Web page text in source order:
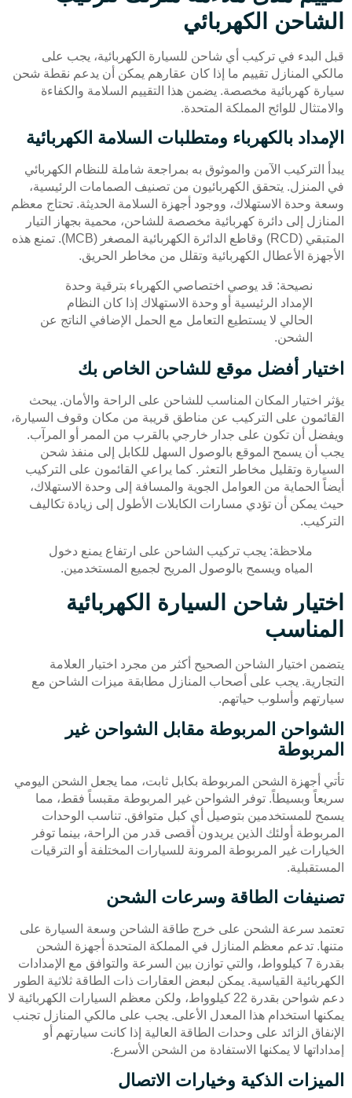
الشاحن الكهربائي
قبل البدء في تركيب أي شاحن للسيارة الكهربائية، يجب على
مالكي المنازل تقييم ما إذا كان عقارهم يمكن أن يدعم نقطة شحن
سيارة كهربائية مخصصة. يضمن هذا التقييم السلامة والكفاءة
والامتثال للوائح المملكة المتحدة.
الإمداد بالكهرباء ومتطلبات السلامة الكهربائية
يبدأ التركيب الآمن والموثوق به بمراجعة شاملة للنظام الكهربائي
في المنزل. يتحقق الكهربائيون من تصنيف الصمامات الرئيسية،
وسعة وحدة الاستهلاك، ووجود أجهزة السلامة الحديثة. تحتاج معظم
المنازل إلى دائرة كهربائية مخصصة للشاحن، محمية بجهاز التيار
المتبقي (RCD) وقاطع الدائرة الكهربائية المصغر (MCB). تمنع هذه
الأجهزة الأعطال الكهربائية وتقلل من مخاطر الحريق.
نصيحة: قد يوصي اختصاصي الكهرباء بترقية وحدة
الإمداد الرئيسية أو وحدة الاستهلاك إذا كان النظام
الحالي لا يستطيع التعامل مع الحمل الإضافي الناتج عن
الشحن.
اختيار أفضل موقع للشاحن الخاص بك
يؤثر اختيار المكان المناسب للشاحن على الراحة والأمان. يبحث
القائمون على التركيب عن مناطق قريبة من مكان وقوف السيارة،
ويفضل أن تكون على جدار خارجي بالقرب من الممر أو المرآب.
يجب أن يسمح الموقع بالوصول السهل للكابل إلى منفذ شحن
السيارة وتقليل مخاطر التعثر. كما يراعي القائمون على التركيب
أيضاً الحماية من العوامل الجوية والمسافة إلى وحدة الاستهلاك،
حيث يمكن أن تؤدي مسارات الكابلات الأطول إلى زيادة تكاليف
التركيب.
ملاحظة: يجب تركيب الشاحن على ارتفاع يمنع دخول
المياه ويسمح بالوصول المريح لجميع المستخدمين.
اختيار شاحن السيارة الكهربائية
المناسب
يتضمن اختيار الشاحن الصحيح أكثر من مجرد اختيار العلامة
التجارية. يجب على أصحاب المنازل مطابقة ميزات الشاحن مع
سيارتهم وأسلوب حياتهم.
الشواحن المربوطة مقابل الشواحن غير
المربوطة
تأتي أجهزة الشحن المربوطة بكابل ثابت، مما يجعل الشحن اليومي
سريعاً وبسيطاً. توفر الشواحن غير المربوطة مقبساً فقط، مما
يسمح للمستخدمين بتوصيل أي كبل متوافق. تناسب الوحدات
المربوطة أولئك الذين يريدون أقصى قدر من الراحة، بينما توفر
الخيارات غير المربوطة المرونة للسيارات المختلفة أو الترقيات
المستقبلية.
تصنيفات الطاقة وسرعات الشحن
تعتمد سرعة الشحن على خرج طاقة الشاحن وسعة السيارة على
متنها. تدعم معظم المنازل في المملكة المتحدة أجهزة الشحن
بقدرة 7 كيلوواط، والتي توازن بين السرعة والتوافق مع الإمدادات
الكهربائية القياسية. يمكن لبعض العقارات ذات الطاقة ثلاثية الطور
دعم شواحن بقدرة 22 كيلوواط، ولكن معظم السيارات الكهربائية لا
يمكنها استخدام هذا المعدل الأعلى. يجب على مالكي المنازل تجنب
الإنفاق الزائد على وحدات الطاقة العالية إذا كانت سيارتهم أو
إمداداتها لا يمكنها الاستفادة من الشحن الأسرع.
الميزات الذكية وخيارات الاتصال